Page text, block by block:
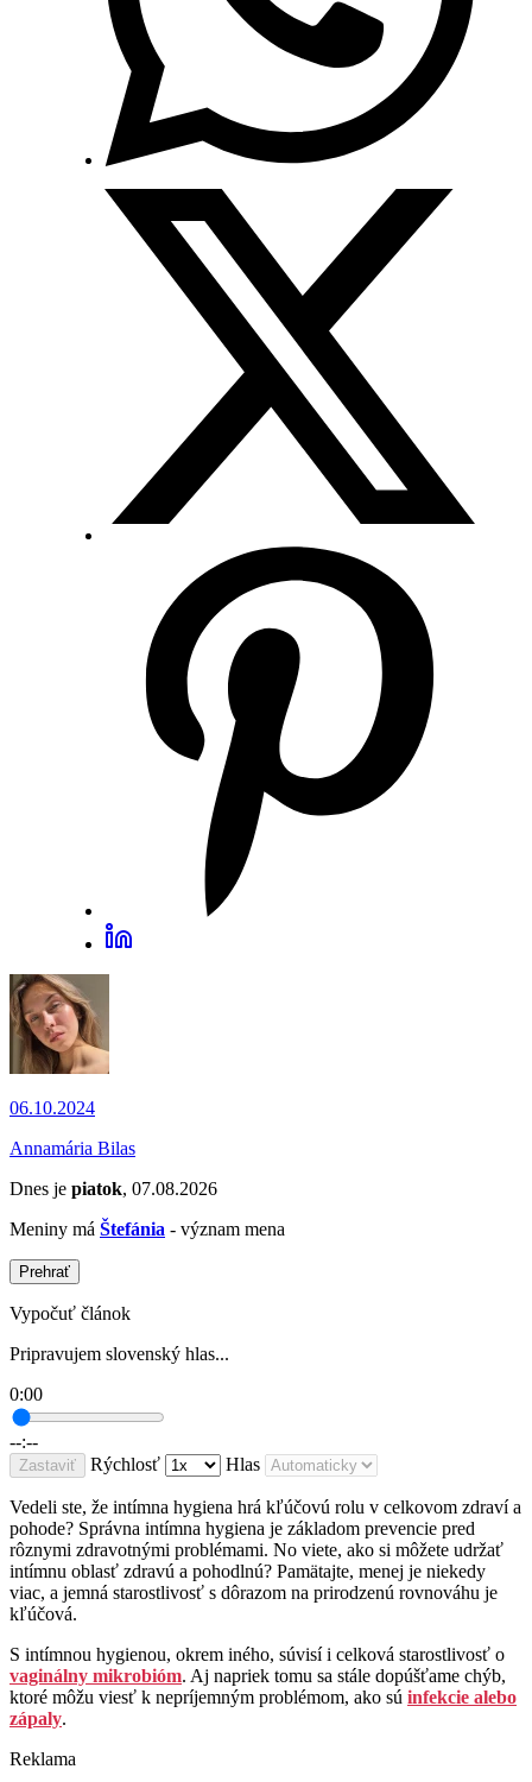
06.10.2024
Annamária Bilas
Dnes je piatok, 07.08.2026
Meniny má Štefánia - význam mena
Prehrať
Vypočuť článok
Pripravujem slovenský hlas...
0:00
--:--
Zastaviť Rýchlosť Hlas
Vedeli ste, že intímna hygiena hrá kľúčovú rolu v celkovom zdraví a
pohode? Správna intímna hygiena je základom prevencie pred
rôznymi zdravotnými problémami. No viete, ako si môžete udržať
intímnu oblasť zdravú a pohodlnú? Pamätajte, menej je niekedy
viac, a jemná starostlivosť s dôrazom na prirodzenú rovnováhu je
kľúčová.
S intímnou hygienou, okrem iného, súvisí i celková starostlivosť o
vaginálny mikrobióm. Aj napriek tomu sa stále dopúšťame chýb,
ktoré môžu viesť k nepríjemným problémom, ako sú infekcie alebo
zápaly.
Reklama